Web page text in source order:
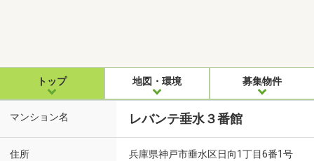
トップ 地図・環境 募集物件
マンション名 レバンテ垂水３番館
住所 兵庫県神戸市垂水区日向1丁目6番1号